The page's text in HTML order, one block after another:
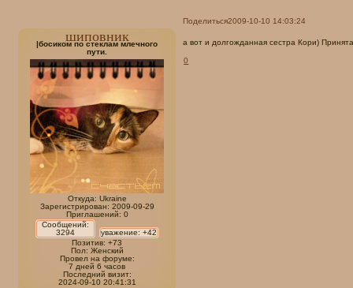
Поделиться2009-10-10 14:03:24
шиповник
|босиком по стеклам млечного
пути.
Откуда: Ukraine
Зарегистрирован: 2009-09-29
Приглашений: 0
Сообщений:
3294
уважение: +42
Позитив: +73
Пол: Женский
Провел на форуме:
7 дней 6 часов
Последний визит:
2024-09-10 20:41:31
а вот и долгожданная сестра Кори)
0